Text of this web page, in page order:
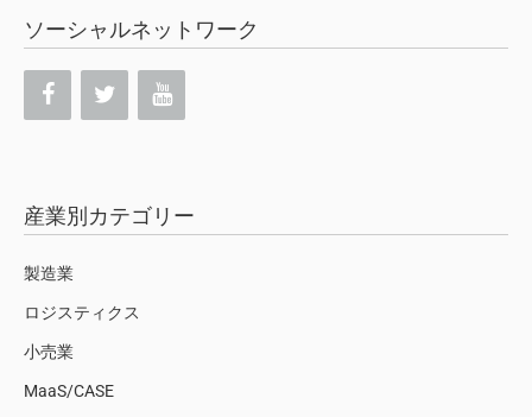
ソーシャルネットワーク
産業別カテゴリー
製造業
ロジスティクス
小売業
MaaS/CASE